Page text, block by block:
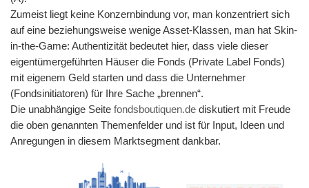
Zumeist liegt keine Konzernbindung vor, man konzentriert sich
auf eine beziehungsweise wenige Asset-Klassen, man hat Skin-
in-the-Game: Authentizität bedeutet hier, dass viele dieser
eigentümergeführten Häuser die Fonds (Private Label Fonds)
mit eigenem Geld starten und dass die Unternehmer
(Fondsinitiatoren) für Ihre Sache „brennen“.
Die unabhängige Seite fondsboutiquen.de diskutiert mit Freude
die oben genannten Themenfelder und ist für Input, Ideen und
Anregungen in diesem Marktsegment dankbar.